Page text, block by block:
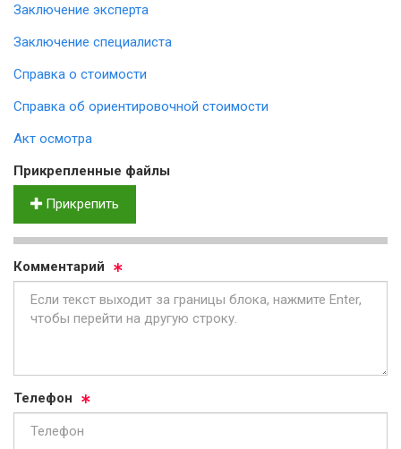
Заключение эксперта
Заключение специалиста
Справка о стоимости
Справка об ориентировочной стоимости
Акт осмотра
Прик­реп­лен­ные фай­лы
Прикрепить
Ком­мен­та­рий
Те­ле­фон